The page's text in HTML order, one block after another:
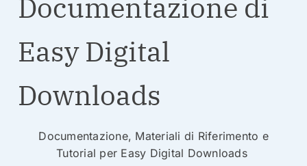
Documentazione di
Easy Digital
Downloads
Documentazione, Materiali di Riferimento e
Tutorial per Easy Digital Downloads